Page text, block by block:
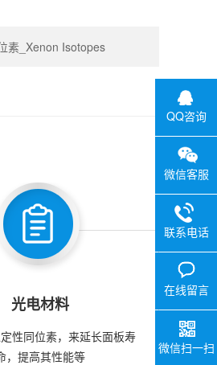
素_Xenon Isotopes
光电材料
性同位素，来延长面板寿
，提高其性能等
QQ咨询
微信客服
联系电话
在线留言
微信扫一扫